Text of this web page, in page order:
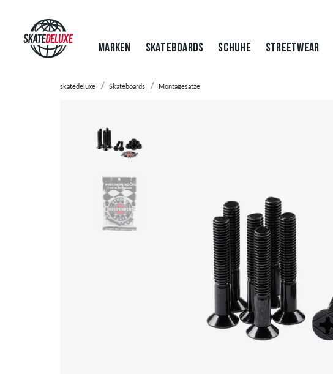
MARKEN SKATEBOARDS SCHUHE STREETWEAR
skatedeluxe Skateboards Montagesätze